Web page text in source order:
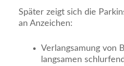
Später zeigt sich die
an Anzeichen:
Verlangsamung von
langsamen